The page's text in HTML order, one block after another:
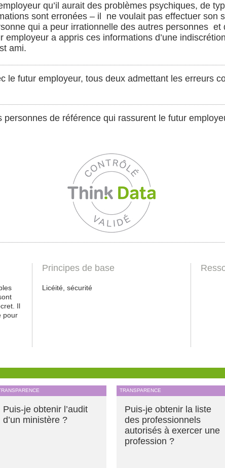
qu’il aurait des problèmes psychiques, de
sont erronées – il ne voulait pas effectuer son
qui a peur irrationnelle des autres personnes et
employeur a appris ces informations d’une
ami.
le futur employeur, tous deux admettant les erreurs
personnes de référence qui rassurent le futur
Il
pour
Principes de base
Licéité, sécurité
Puis-je obtenir l’audit
d’un ministère ?
TRANSPARENCE
Puis-je obtenir la liste
des professionnels
autorisés à exercer une
profession ?